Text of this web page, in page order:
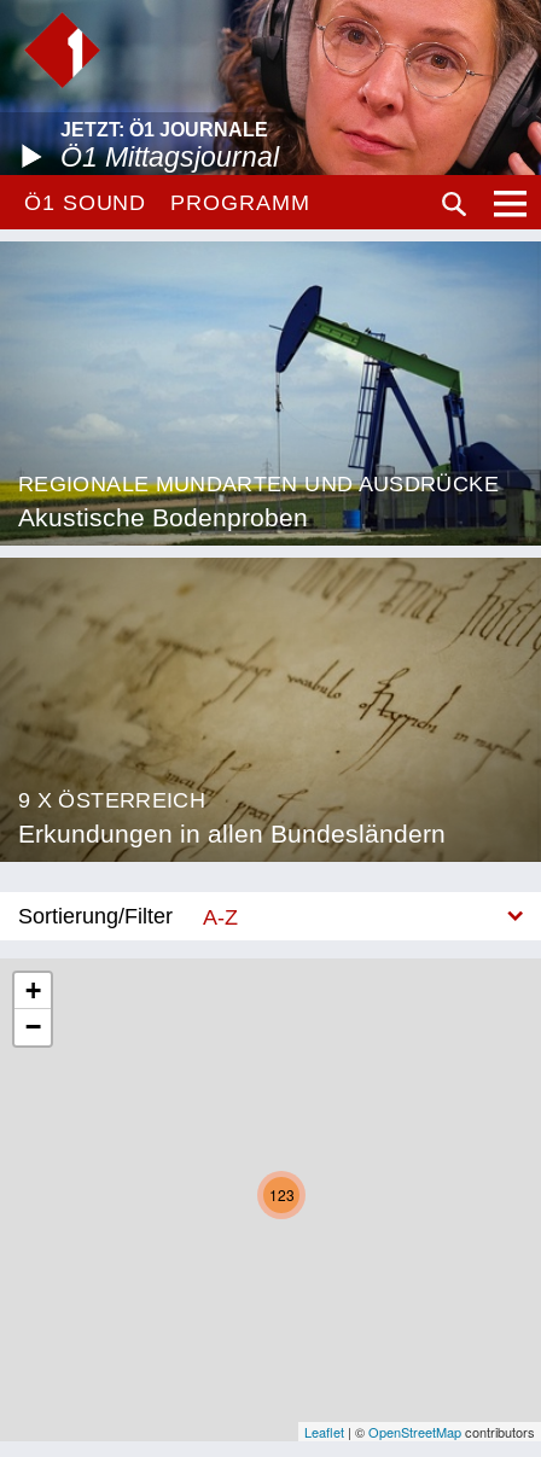
JETZT: Ö1 JOURNALE
Ö1 Mittagsjournal
Ö1 SOUND PROGRAMM
REGIONALE MUNDARTEN UND AUSDRÜCKE
Akustische Bodenproben
9 X ÖSTERREICH
Erkundungen in allen Bundesländern
Sortierung/Filter
A-Z
Niederösterreich
Oberösterreich
Vorarlberg
123
+
−
Leaflet | ©OpenStreetMapcontributors